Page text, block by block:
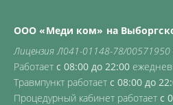
ООО «Меди ком» на
Лицензия Л041-01148-78/
Работает с 08:00 до 22:00
Травмпункт работает с 08:00 до
Процедурный кабинет работает с